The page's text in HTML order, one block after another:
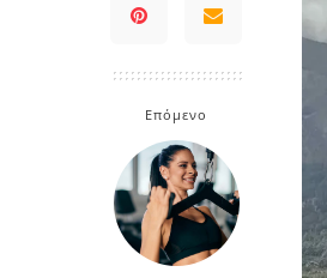
Επόμενο